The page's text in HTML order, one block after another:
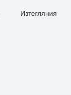
Изтегляния